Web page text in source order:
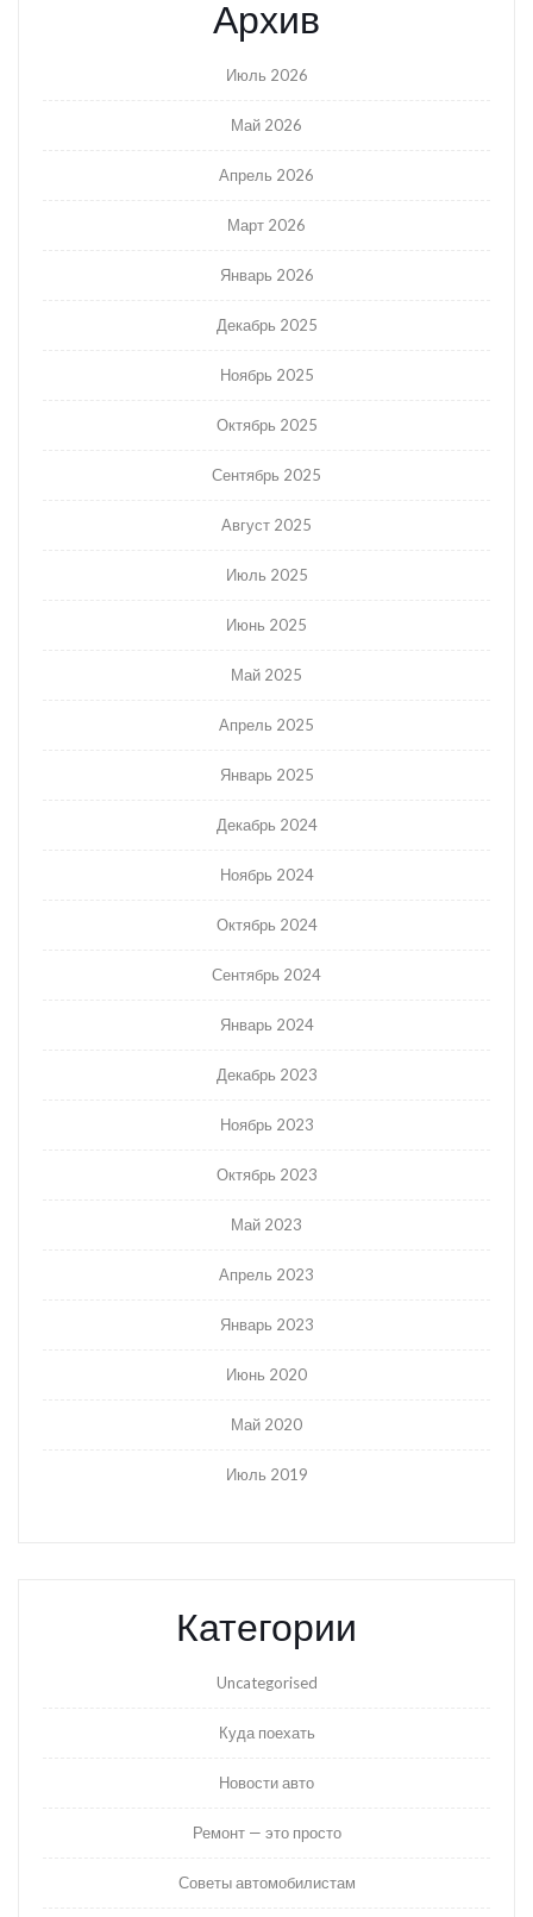
Архив
Июль 2026
Май 2026
Апрель 2026
Март 2026
Январь 2026
Декабрь 2025
Ноябрь 2025
Октябрь 2025
Сентябрь 2025
Август 2025
Июль 2025
Июнь 2025
Май 2025
Апрель 2025
Январь 2025
Декабрь 2024
Ноябрь 2024
Октябрь 2024
Сентябрь 2024
Январь 2024
Декабрь 2023
Ноябрь 2023
Октябрь 2023
Май 2023
Апрель 2023
Январь 2023
Июнь 2020
Май 2020
Июль 2019
Категории
Uncategorised
Куда поехать
Новости авто
Ремонт — это просто
Советы автомобилистам